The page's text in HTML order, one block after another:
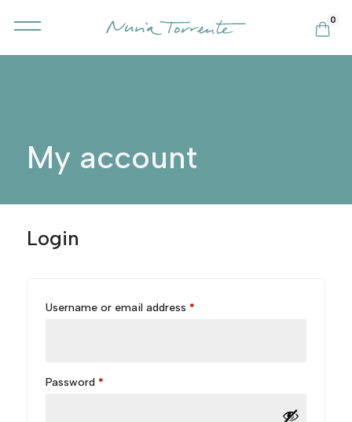
0
My account
Login
Username or email address *Required
Password *Required